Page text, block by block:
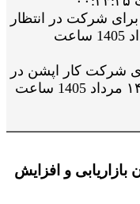
شرکت در انتظار
تائید ویراستار می باشد ۱۴ مرداد 1405 ساعت
شرکت کار اپشن در
انتظار تائید ویراستار می باشد ۱۴ مرداد 1405 ساعت
و افزایش